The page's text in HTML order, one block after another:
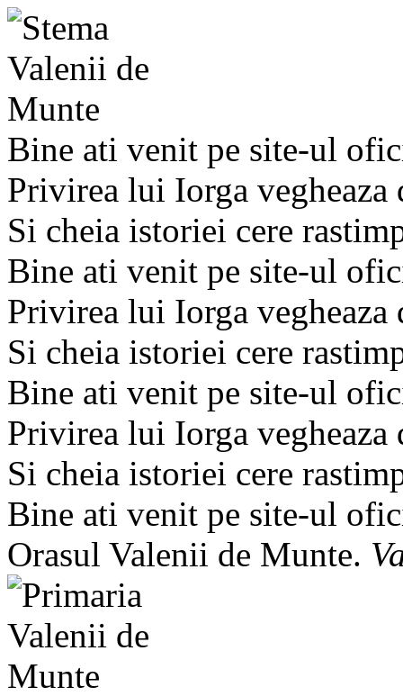
Bine ati venit pe site-ul
Privirea lui Iorga
Si cheia istoriei cere
Bine ati venit pe site-ul
Privirea lui Iorga
Si cheia istoriei cere
Bine ati venit pe site-ul
Privirea lui Iorga
Si cheia istoriei cere
Bine ati venit pe site-ul
Orasul Valenii de Munte.